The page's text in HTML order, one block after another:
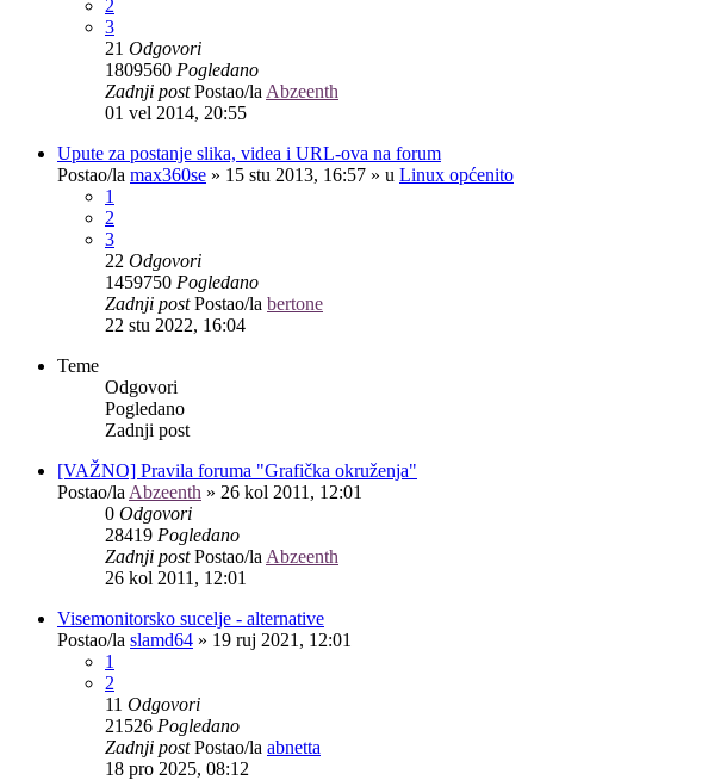
2
3
21 Odgovori
1809560 Pogledano
Zadnji postPostao/la Abzeenth
01 vel 2014, 20:55
Upute za postanje slika, videa i URL-ova na forum
Postao/la max360se » 15 stu 2013, 16:57 » u Linux općenito
1
2
3
22 Odgovori
1459750 Pogledano
Zadnji postPostao/la bertone
22 stu 2022, 16:04
Teme
Odgovori
Pogledano
Zadnji post
[VAŽNO] Pravila foruma "Grafička okruženja"
Postao/la Abzeenth » 26 kol 2011, 12:01
0 Odgovori
28419 Pogledano
Zadnji postPostao/la Abzeenth
26 kol 2011, 12:01
Visemonitorsko sucelje - alternative
Postao/la slamd64 » 19 ruj 2021, 12:01
1
2
11 Odgovori
21526 Pogledano
Zadnji postPostao/la abnetta
18 pro 2025, 08:12